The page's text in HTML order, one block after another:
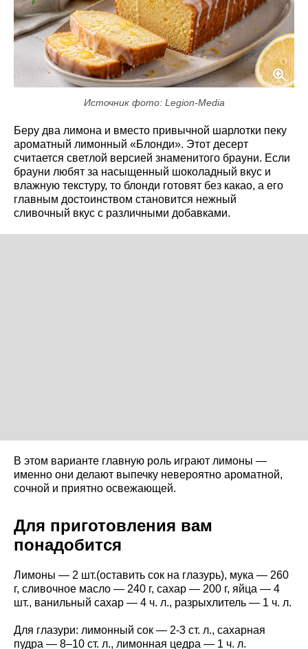
Источник фото: Legion-Media
Беру два лимона и вместо привычной шарлотки пеку
ароматный лимонный «Блонди». Этот десерт
считается светлой версией знаменитого брауни. Если
брауни любят за насыщенный шоколадный вкус и
влажную текстуру, то блонди готовят без какао, а его
главным достоинством становится нежный
сливочный вкус с различными добавками.
В этом варианте главную роль играют лимоны —
именно они делают выпечку невероятно ароматной,
сочной и приятно освежающей.
Для приготовления вам
понадобится
Лимоны — 2 шт.(оставить сок на глазурь), мука — 260
г, сливочное масло — 240 г, сахар — 200 г, яйца — 4
шт., ванильный сахар — 4 ч. л., разрыхлитель — 1 ч. л.
Для глазури: лимонный сок — 2-3 ст. л., сахарная
пудра — 8–10 ст. л., лимонная цедра — 1 ч. л.